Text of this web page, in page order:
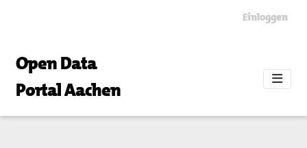
Einloggen
Open Data
Portal Aachen